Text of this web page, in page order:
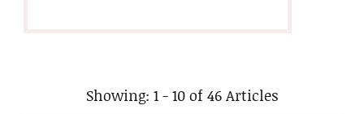
Showing: 1 - 10 of 46 Articles